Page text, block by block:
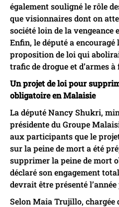
également souligné le rôle
que visionnaires dont on
société loin de la vengeance
Enfin, le député a encouragé
proposition de loi qui
trafic de drogue et d’armes à
Un projet de loi pour
obligatoire en Malaisie
La député Nancy Shukri,
présidente du Groupe
aux participants que le
sur la peine de mort a été
supprimer la peine de mort
déclaré son engagement
devrait être présenté
Selon Maia Trujillo, chargée